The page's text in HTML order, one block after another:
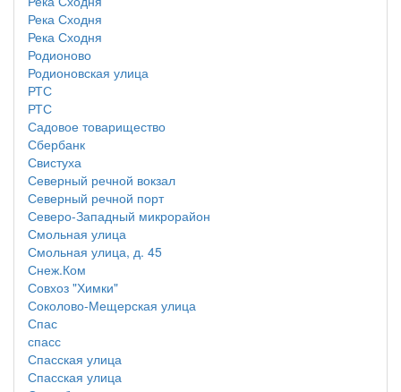
Река Сходня
Река Сходня
Родионово
Родионовская улица
РТС
РТС
Садовое товарищество
Сбербанк
Свистуха
Северный речной вокзал
Северный речной порт
Северо-Западный микрорайон
Смольная улица
Смольная улица, д. 45
Снеж.Ком
Совхоз "Химки"
Соколово-Мещерская улица
Спас
спасс
Спасская улица
Спасская улица